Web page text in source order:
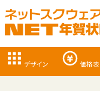
デザイン 価格表